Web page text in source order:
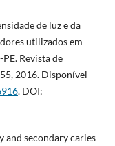
de luz e da
utilizados em
Revista de
2016. Disponível
. DOI:
and secondary caries